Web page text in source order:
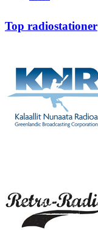
Top radiostationer